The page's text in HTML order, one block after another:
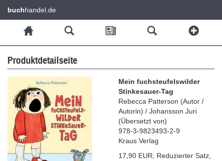
buchhandel.de
Produktdetailseite
Mein fuchsteufelswilder
Stinkesauer-Tag
Rebecca Patterson (Autor /
Autorin) / Johansson Juri
(Übersetzt von)
978-3-9823493-2-9
Kraus Verlag
17,90 EUR
Reduzierter Satz